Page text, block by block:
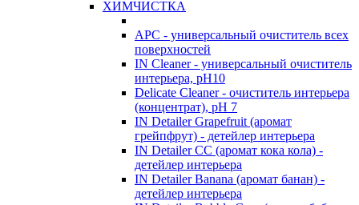
ХИМЧИСТКА
APC - универсальный очиститель всех
поверхностей
IN Cleaner - универсальный очиститель
интерьера, pH10
Delicate Cleaner - очиститель интерьера
(концентрат), pH 7
IN Detailer Grapefruit (аромат
грейпфрут) - детейлер интерьера
IN Detailer CC (аромат кока кола) -
детейлер интерьера
IN Detailer Banana (аромат банан) -
детейлер интерьера